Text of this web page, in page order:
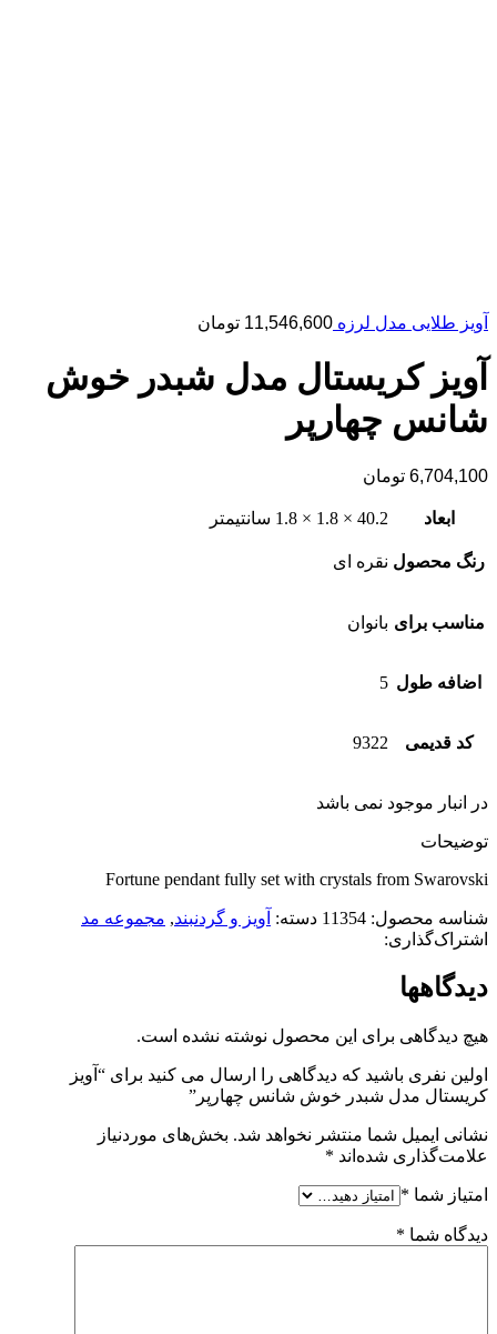
آویز طلایی مدل لرزه 11,546,600 تومان
آویز کریستال مدل شبدر خوش
شانس چهارپر
6,704,100 تومان
ابعاد 40.2 × 1.8 × 1.8 سانتیمتر
رنگ محصول نقره ای
مناسب برای بانوان
اضافه طول 5
کد قدیمی 9322
در انبار موجود نمی باشد
توضیحات
Fortune pendant fully set with crystals from Swarovski
شناسه محصول: 11354 دسته: آویز و گردنبند, مجموعه مد
اشتراک‌گذاری:
دیدگاهها
هیچ دیدگاهی برای این محصول نوشته نشده است.
اولین نفری باشید که دیدگاهی را ارسال می کنید برای “آویز
کریستال مدل شبدر خوش شانس چهارپر”
نشانی ایمیل شما منتشر نخواهد شد. بخش‌های موردنیاز
علامت‌گذاری شده‌اند *
امتیاز شما *
دیدگاه شما *